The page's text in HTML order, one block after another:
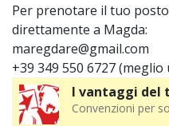
Per prenotare il tuo
direttamente a Magda:
maregdare@gmail.com
+39 349 550 6727
I vantaggi del
Convenzioni per